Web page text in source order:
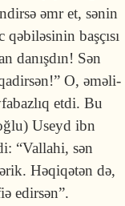
əmr et, sənin
başçısı
danışdın! Sən
O, əmə­li­
etdi. Bu
Useyd ibn
“Val­la­hi, sən
Həqiqətən də,
edirsən”.